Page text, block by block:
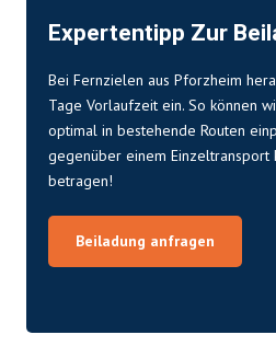
Expertentipp Zur
Bei Fernzielen aus Pforzheim
Tage Vorlaufzeit ein. So können
optimal in bestehende Routen
gegenüber einem Einzeltransport
betragen!
Beiladung anfragen